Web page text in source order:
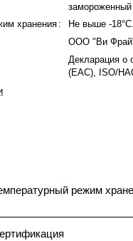
замороженный
хранения:
Не выше -18°C.
ООО "Ви
Декларация о
(EAC), ISO/
режим